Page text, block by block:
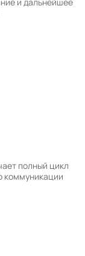
полный цикл
коммуникации